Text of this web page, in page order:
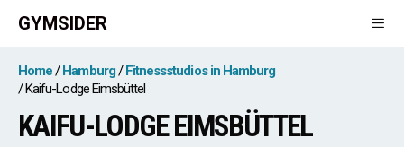
Zum
Inhalt
springen
GYMSIDER
Home Hamburg
Fitnessstudios in Hamburg
Kaifu-Lodge Eimsbüttel
KAIFU-LODGE EIMSBÜTTEL